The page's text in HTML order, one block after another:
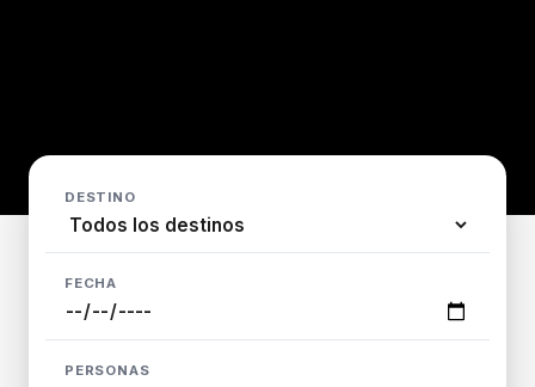
DESTINO
FECHA
PERSONAS